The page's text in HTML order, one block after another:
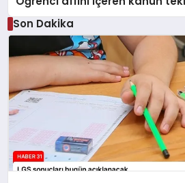
Son Dakika